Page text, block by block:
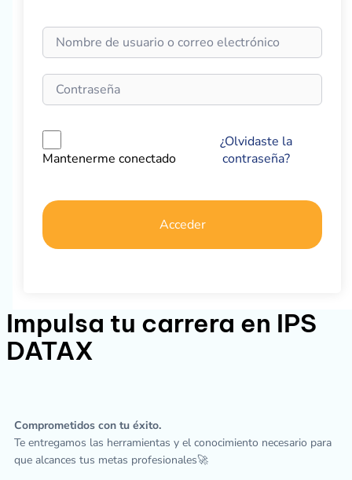
Mantenerme conectado
¿Olvidaste la
contraseña?
Acceder
Impulsa tu carrera en IPS
DATAX
Comprometidos con tu éxito.
Te entregamos las herramientas y el conocimiento necesario para
que alcances tus metas profesionales🚀